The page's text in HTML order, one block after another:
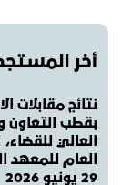
أخر
نتائج
بقطب التعاون
العالي
29 يونيو 2026